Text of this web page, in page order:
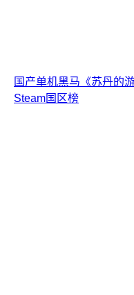
国产单机黑马《苏丹的
Steam国区榜